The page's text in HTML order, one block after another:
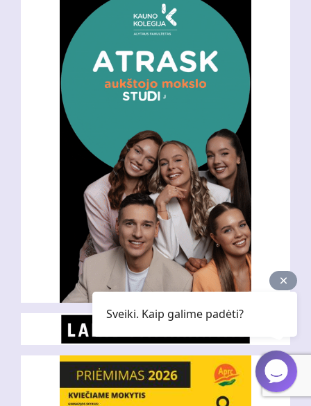
Sveiki. Kaip galime padėti?